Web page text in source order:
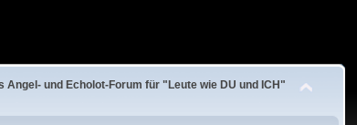
Angel- und Echolot-Forum für "Leute wie DU und ICH"